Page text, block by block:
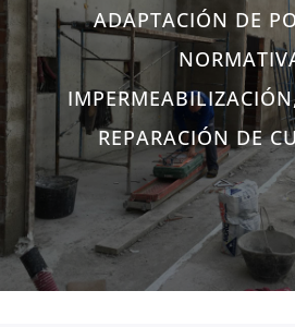
ADAPTACIÓN DE
REPARACIÓN DE